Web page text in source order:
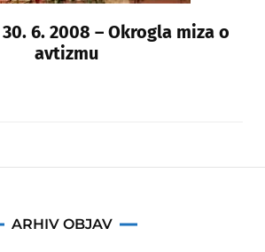
6. 2008 – Okrogla miza o
avtizmu
ARHIV OBJAV